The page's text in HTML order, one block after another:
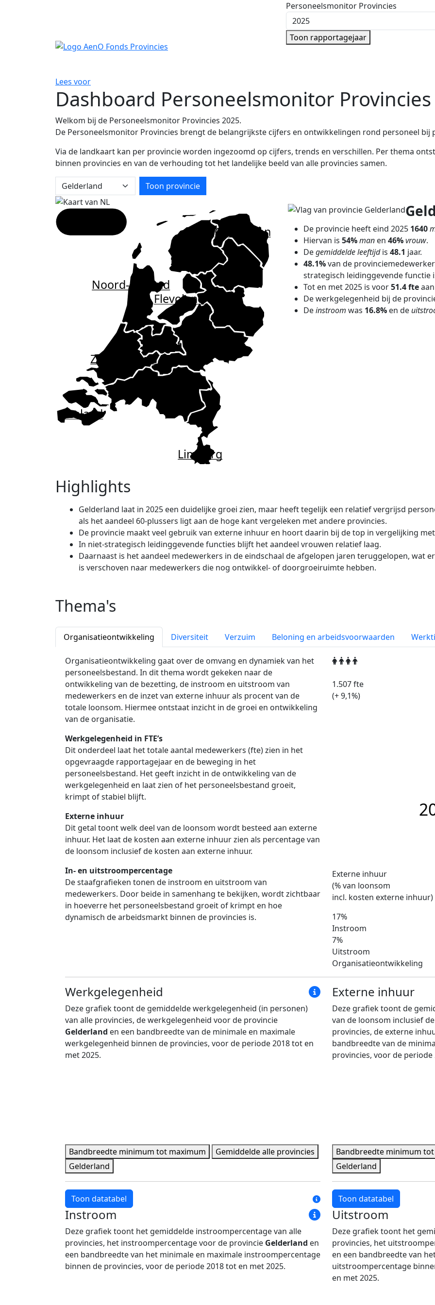
Personeelsmonitor Provincies
Kies rapportagejaar
Toon rapportagejaar
Lees voor
Dashboard Personeelsmonitor
Welkom bij de Personeelsmonitor Provincies 2025.
De Personeelsmonitor Provincies brengt de belangrijkste cijfers en ontwikkelingen rond personeel bij
Via de landkaart kan per provincie worden ingezoomd op cijfers, trends en verschillen. Per thema
binnen provincies en van de verhouding tot het landelijke beeld van alle provincies samen.
Kies provincie
Toon provincie
Kies provincie
Groningen
Overijssel
Flevoland
Noord-Holland
Zuid-Holland
Utrecht
Zeeland
Limburg
De provincie heeft eind 2025 1640
Hiervan is 54%man en 46%vrouw.
Degemiddelde leeftijdis 48.1 jaar.
48.1%van de
strategisch leidinggevende functie
Tot en met 2025 is voor51.4 fte
De werkgelegenheid bij de
Deinstroom was 16.8% en de
Highlights
Gelderland laat in 2025 een duidelijke groei zien, maar heeft tegelijk een relatief vergrijsd
als het aandeel 60-plussers ligt aan de hoge kant vergeleken met andere provincies.
De provincie maakt veel gebruik van externe inhuur en hoort daarin bij de top in vergelijking
In niet-strategisch leidinggevende functies blijft het aandeel vrouwen relatief laag.
Daarnaast is het aandeel medewerkers in de eindschaal de afgelopen jaren teruggelopen, wat
is verschoven naar medewerkers die nog ontwikkel- of doorgroeiruimte hebben.
Thema's
Organisatieontwikkeling Diversiteit Verzuim Beloning en arbeidsvoorwaarden
Organisatieontwikkeling gaat over de omvang en dynamiek van het
personeelsbestand. In dit thema wordt gekeken naar de
ontwikkeling van de bezetting, de instroom en uitstroom van
medewerkers en de inzet van externe inhuur als procent van de
totale loonsom. Hiermee ontstaat inzicht in de groei en ontwikkeling
van de organisatie.
Werkgelegenheid in FTE’s
Dit onderdeel laat het totale aantal medewerkers (fte) zien in het
opgevraagde rapportagejaar en de beweging in het
personeelsbestand. Het geeft inzicht in de ontwikkeling van de
werkgelegenheid en laat zien of het personeelsbestand groeit,
krimpt of stabiel blijft.
Externe inhuur
Dit getal toont welk deel van de loonsom wordt besteed aan externe
inhuur. Het laat de kosten aan externe inhuur zien als percentage van
de loonsom inclusief de kosten aan externe inhuur.
In- en uitstroompercentage
De staafgrafieken tonen de instroom en uitstroom van
medewerkers. Door beide in samenhang te bekijken, wordt zichtbaar
in hoeverre het personeelsbestand groeit of krimpt en hoe
dynamisch de arbeidsmarkt binnen de provincies is.
1.507fte
(+9,1%)
Externe inhuur
(% van loonsom
incl. kosten externe inhuur)
17%
Instroom
7%
Uitstroom
Organisatieontwikkeling
Werkgelegenheid
Deze grafiek toont de gemiddelde werkgelegenheid (in personen)
van alle provincies, de werkgelegenheid voor de provincie
Gelderland en een bandbreedte van de minimale en maximale
werkgelegenheid binnen de provincies, voor de periode 2018 tot en
met 2025.
Bandbreedte minimum tot maximum
Gemiddelde alle provincies
Gelderland
Toon datatabel
Jaar Bandbreedte minimum Gemiddelde alle provincies
2018 431 pers. 1.515 pers. 883 pers.
1.251 pers.
2019 438 pers. 1.597 pers. 916 pers.
1.353 pers.
2020 458 pers. 1.627 pers. 951 pers.
1.369 pers.
Externe inhuur
Deze grafiek toont de
van de loonsom inclusief
provincies, de externe
bandbreedte van de
provincies, voor de
Bandbreedte minimum
Gelderland
Toon datatabel
Jaar Bandbreedte
2018 7,8%
2019 7,2%
2020 5,7%
2021 7,0%
Instroom
Deze grafiek toont het gemiddelde instroompercentage van alle
provincies, het instroompercentage voor de provincie Gelderland en
een bandbreedte van het minimale en maximale instroompercentage
binnen de provincies, voor de periode 2018 tot en met 2025.
Uitstroom
Deze grafiek toont het
provincies, het
en een bandbreedte van
uitstroompercentage
en met 2025.